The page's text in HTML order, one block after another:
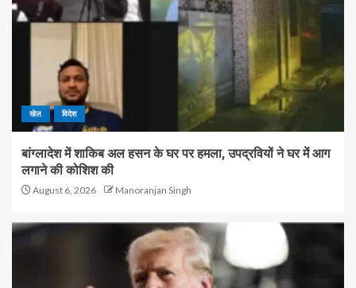
खेल विदेश
बांग्लादेश में शाकिब अल हसन के घर पर हमला, उपद्रवियों ने घर में आग
लगाने की कोशिश की
August 6, 2026 Manoranjan Singh